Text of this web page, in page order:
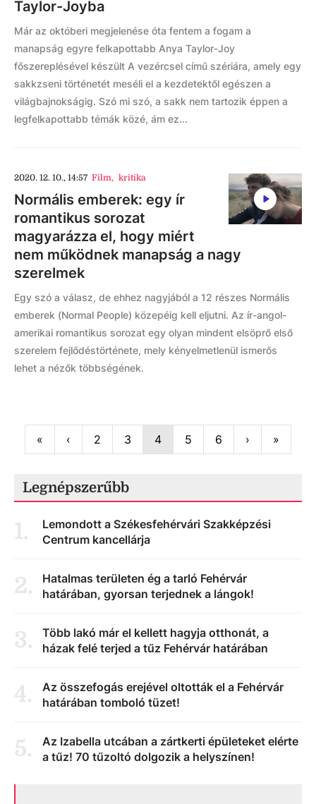
Taylor-Joyba
Már az októberi megjelenése óta fentem a fogam a
manapság egyre felkapottabb Anya Taylor-Joy
főszereplésével készült A vezércsel című szériára, amely egy
sakkzseni történetét meséli el a kezdetektől egészen a
világbajnokságig. Szó mi szó, a sakk nem tartozik éppen a
legfelkapottabb témák közé, ám ez...
2020. 12. 10., 14:57 Film, kritika
Normális emberek: egy ír
romantikus sorozat
magyarázza el, hogy miért
nem működnek manapság a nagy
szerelmek
Egy szó a válasz, de ehhez nagyjából a 12 részes Normális
emberek (Normal People) közepéig kell eljutni. Az ír-angol-
amerikai romantikus sorozat egy olyan mindent elsöprő első
szerelem fejlődéstörténete, mely kényelmetlenül ismerős
lehet a nézők többségének.
« ‹ Previous
2 3 4 5 6 › Next»
Legnépszerűbb
1.
Lemondott a Székesfehérvári Szakképzési
Centrum kancellárja
2.
Hatalmas területen ég a tarló Fehérvár
határában, gyorsan terjednek a lángok!
3.
Több lakó már el kellett hagyja otthonát, a
házak felé terjed a tűz Fehérvár határában
4.
Az összefogás erejével oltották el a Fehérvár
határában tomboló tüzet!
5.
Az Izabella utcában a zártkerti épületeket elérte
a tűz! 70 tűzoltó dolgozik a helyszínen!